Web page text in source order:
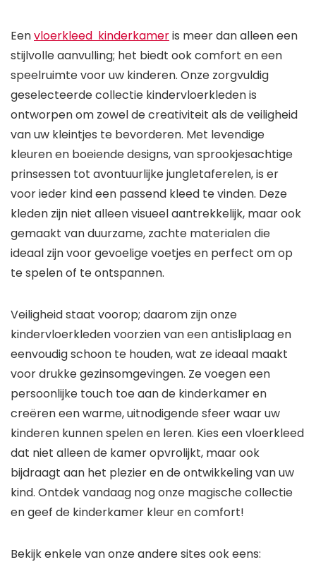
Eenvloerkleed kinderkameris meer dan alleen een
stijlvolle aanvulling; het biedt ook comfort en een
speelruimte voor uw kinderen. Onze zorgvuldig
geselecteerde collectie kindervloerkleden is
ontworpen om zowel de creativiteit als de veiligheid
van uw kleintjes te bevorderen. Met levendige
kleuren en boeiende designs, van sprookjesachtige
prinsessen tot avontuurlijke jungletaferelen, is er
voor ieder kind een passend kleed te vinden. Deze
kleden zijn niet alleen visueel aantrekkelijk, maar ook
gemaakt van duurzame, zachte materialen die
ideaal zijn voor gevoelige voetjes en perfect om op
te spelen of te ontspannen.
Veiligheid staat voorop; daarom zijn onze
kindervloerkleden voorzien van een antisliplaag en
eenvoudig schoon te houden, wat ze ideaal maakt
voor drukke gezinsomgevingen. Ze voegen een
persoonlijke touch toe aan de kinderkamer en
creëren een warme, uitnodigende sfeer waar uw
kinderen kunnen spelen en leren. Kies een vloerkleed
dat niet alleen de kamer opvrolijkt, maar ook
bijdraagt aan het plezier en de ontwikkeling van uw
kind. Ontdek vandaag nog onze magische collectie
en geef de kinderkamer kleur en comfort!
Bekijk enkele van onze andere sites ook eens: